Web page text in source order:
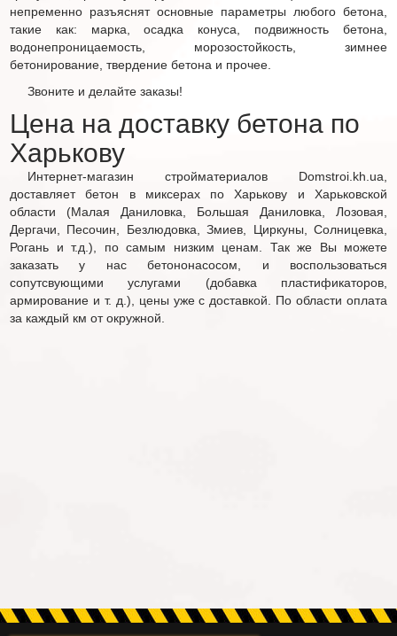
непременно разъяснят основные параметры любого бетона,
такие как: марка, осадка конуса, подвижность бетона,
водонепроницаемость, морозостойкость, зимнее
бетонирование, твердение бетона и прочее.
Звоните и делайте заказы!
Цена на доставку бетона по
Харькову
Интернет-магазин стройматериалов Domstroi.kh.ua,
доставляет бетон в миксерах по Харькову и Харьковской
области (Малая Даниловка, Большая Даниловка, Лозовая,
Дергачи, Песочин, Безлюдовка, Змиев, Циркуны, Солницевка,
Рогань и т.д.), по самым низким ценам. Так же Вы можете
заказать у нас бетононасосом, и воспользоваться
сопутсвующими услугами (добавка пластификаторов,
армирование и т. д.), цены уже с доставкой. По области оплата
за каждый км от окружной.